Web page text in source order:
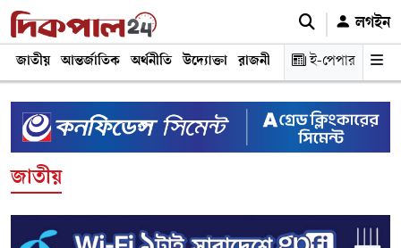
লগইন
জাতীয় আন্তর্জাতিক অর্থনীতি উদ্যোক্তা রাজনীতি শিক্ষা স্বাস্থ্য ও
ই-পেপার
জাতীয়